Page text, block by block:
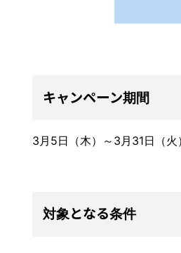
キャンペーン期間
3月5日（木）～3月31日（火
対象となる条件